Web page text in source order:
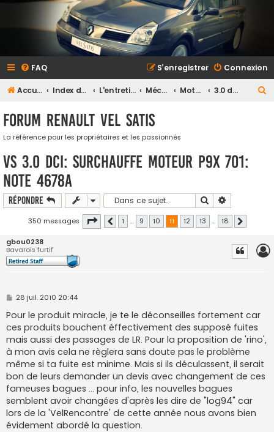
FAQ Connexion
S’enregistrer
Accueil Index du forum L'entretien et la maintenance Mécanique Moteur 3.0 dci 180
Forum Renault VEL SATIS
La référence pour les propriétaires et les passionnés
VS 3.0 DCI: Surchauffe Moteur P9X 701:
Note 4678A
Répondre Rechercher
350 messages Page 11sur 18
Précédente
1 … 9 10 11 12 13 … 18
gbou0238
Bavarois furtif
M
s
s
a
g
e
28 juil. 2010 20:44
Pour le produit miracle, je te le déconseilles fortement car
ces produits bouchent éffectivement des supposé fuites
mais aussi des passages de LR. Pour la proposition de 'rino',
à mon avis cela ne règlera sans doute pas le problème
même si ta fuite est minime. Mais si ils déculassent, il serait
bon de leurs demander un devis avec changement de ces
fameuses bagues ... pour info, les nouvelles bagues
semblent avoir changées d'après les dire de "log94" car
lors de la 'VelRencontre' de cette année nous avons bien
évidement abordé la question.